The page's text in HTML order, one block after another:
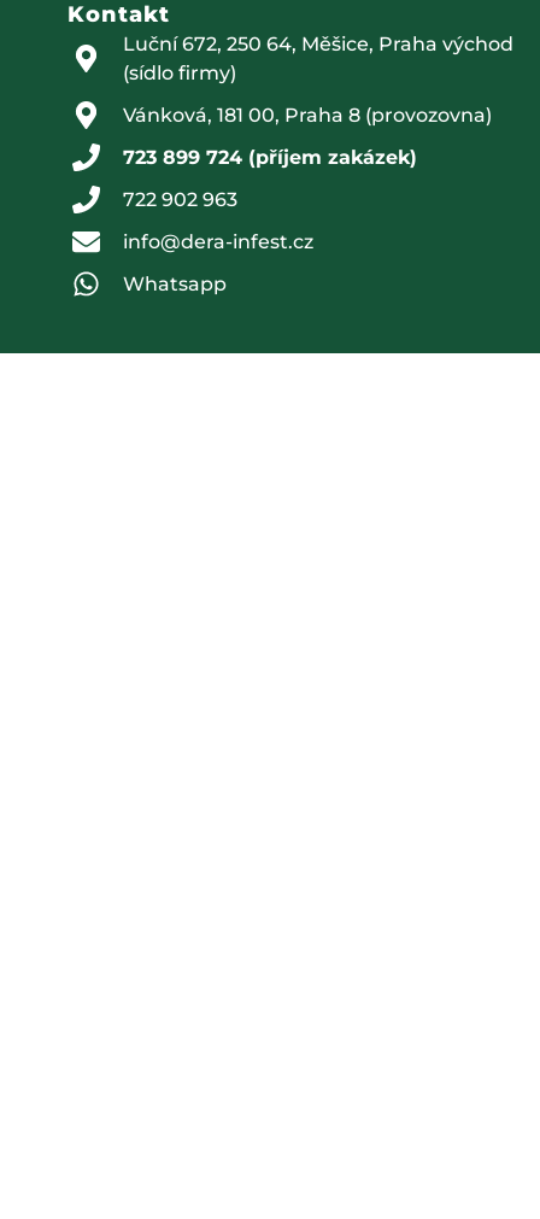
Kontakt
Luční 672, 250 64, Měšice, Praha východ
(sídlo firmy)
Vánková, 181 00, Praha 8 (provozovna)
723 899 724 (příjem zakázek)
722 902 963
info@dera-infest.cz
Whatsapp